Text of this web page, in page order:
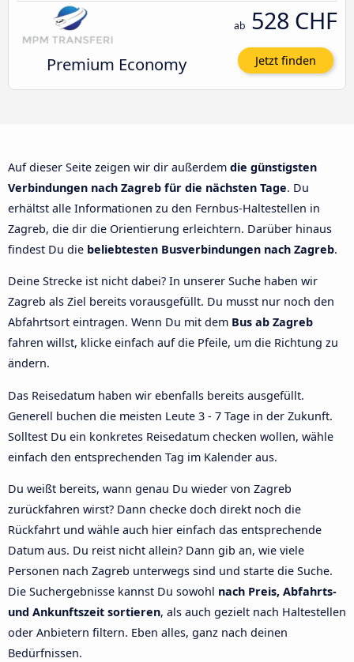
Premium Economy
ab 528 CHF
Jetzt finden
Auf dieser Seite zeigen wir dir außerdem die günstigsten
Verbindungen nach Zagreb für die nächsten Tage. Du
erhältst alle Informationen zu den Fernbus-Haltestellen in
Zagreb, die dir die Orientierung erleichtern. Darüber hinaus
findest Du die beliebtesten Busverbindungen nach Zagreb.
Deine Strecke ist nicht dabei? In unserer Suche haben wir
Zagreb als Ziel bereits vorausgefüllt. Du musst nur noch den
Abfahrtsort eintragen. Wenn Du mit dem Bus ab Zagreb
fahren willst, klicke einfach auf die Pfeile, um die Richtung zu
ändern.
Das Reisedatum haben wir ebenfalls bereits ausgefüllt.
Generell buchen die meisten Leute 3 - 7 Tage in der Zukunft.
Solltest Du ein konkretes Reisedatum checken wollen, wähle
einfach den entsprechenden Tag im Kalender aus.
Du weißt bereits, wann genau Du wieder von Zagreb
zurückfahren wirst? Dann checke doch direkt noch die
Rückfahrt und wähle auch hier einfach das entsprechende
Datum aus. Du reist nicht allein? Dann gib an, wie viele
Personen nach Zagreb unterwegs sind und starte die Suche.
Die Suchergebnisse kannst Du sowohl nach Preis, Abfahrts-
und Ankunftszeit sortieren, als auch gezielt nach Haltestellen
oder Anbietern filtern. Eben alles, ganz nach deinen
Bedürfnissen.